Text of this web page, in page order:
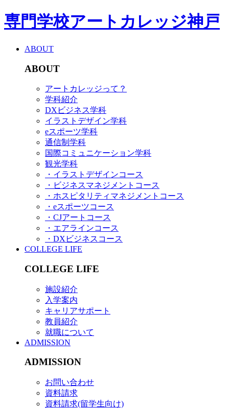
専門学校アートカレッジ神戸
ABOUT
ABOUT
アートカレッジって？
学科紹介
DXビジネス学科
イラストデザイン学科
eスポーツ学科
通信制学科
国際コミュニケーション学科
観光学科
・イラストデザインコース
・ビジネスマネジメントコース
・ホスピタリティマネジメントコース
・eスポーツコース
・CJアートコース
・エアラインコース
・DXビジネスコース
COLLEGE LIFE
COLLEGE LIFE
施設紹介
入学案内
キャリアサポート
教員紹介
就職について
ADMISSION
ADMISSION
お問い合わせ
資料請求
資料請求(留学生向け)